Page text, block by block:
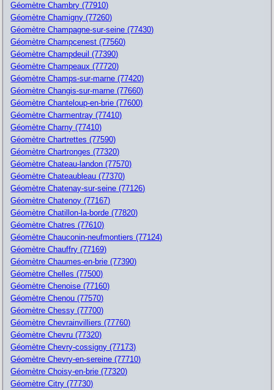
Géomètre Chambry (77910)
Géomètre Chamigny (77260)
Géomètre Champagne-sur-seine (77430)
Géomètre Champcenest (77560)
Géomètre Champdeuil (77390)
Géomètre Champeaux (77720)
Géomètre Champs-sur-marne (77420)
Géomètre Changis-sur-marne (77660)
Géomètre Chanteloup-en-brie (77600)
Géomètre Charmentray (77410)
Géomètre Charny (77410)
Géomètre Chartrettes (77590)
Géomètre Chartronges (77320)
Géomètre Chateau-landon (77570)
Géomètre Chateaubleau (77370)
Géomètre Chatenay-sur-seine (77126)
Géomètre Chatenoy (77167)
Géomètre Chatillon-la-borde (77820)
Géomètre Chatres (77610)
Géomètre Chauconin-neufmontiers (77124)
Géomètre Chauffry (77169)
Géomètre Chaumes-en-brie (77390)
Géomètre Chelles (77500)
Géomètre Chenoise (77160)
Géomètre Chenou (77570)
Géomètre Chessy (77700)
Géomètre Chevrainvilliers (77760)
Géomètre Chevru (77320)
Géomètre Chevry-cossigny (77173)
Géomètre Chevry-en-sereine (77710)
Géomètre Choisy-en-brie (77320)
Géomètre Citry (77730)